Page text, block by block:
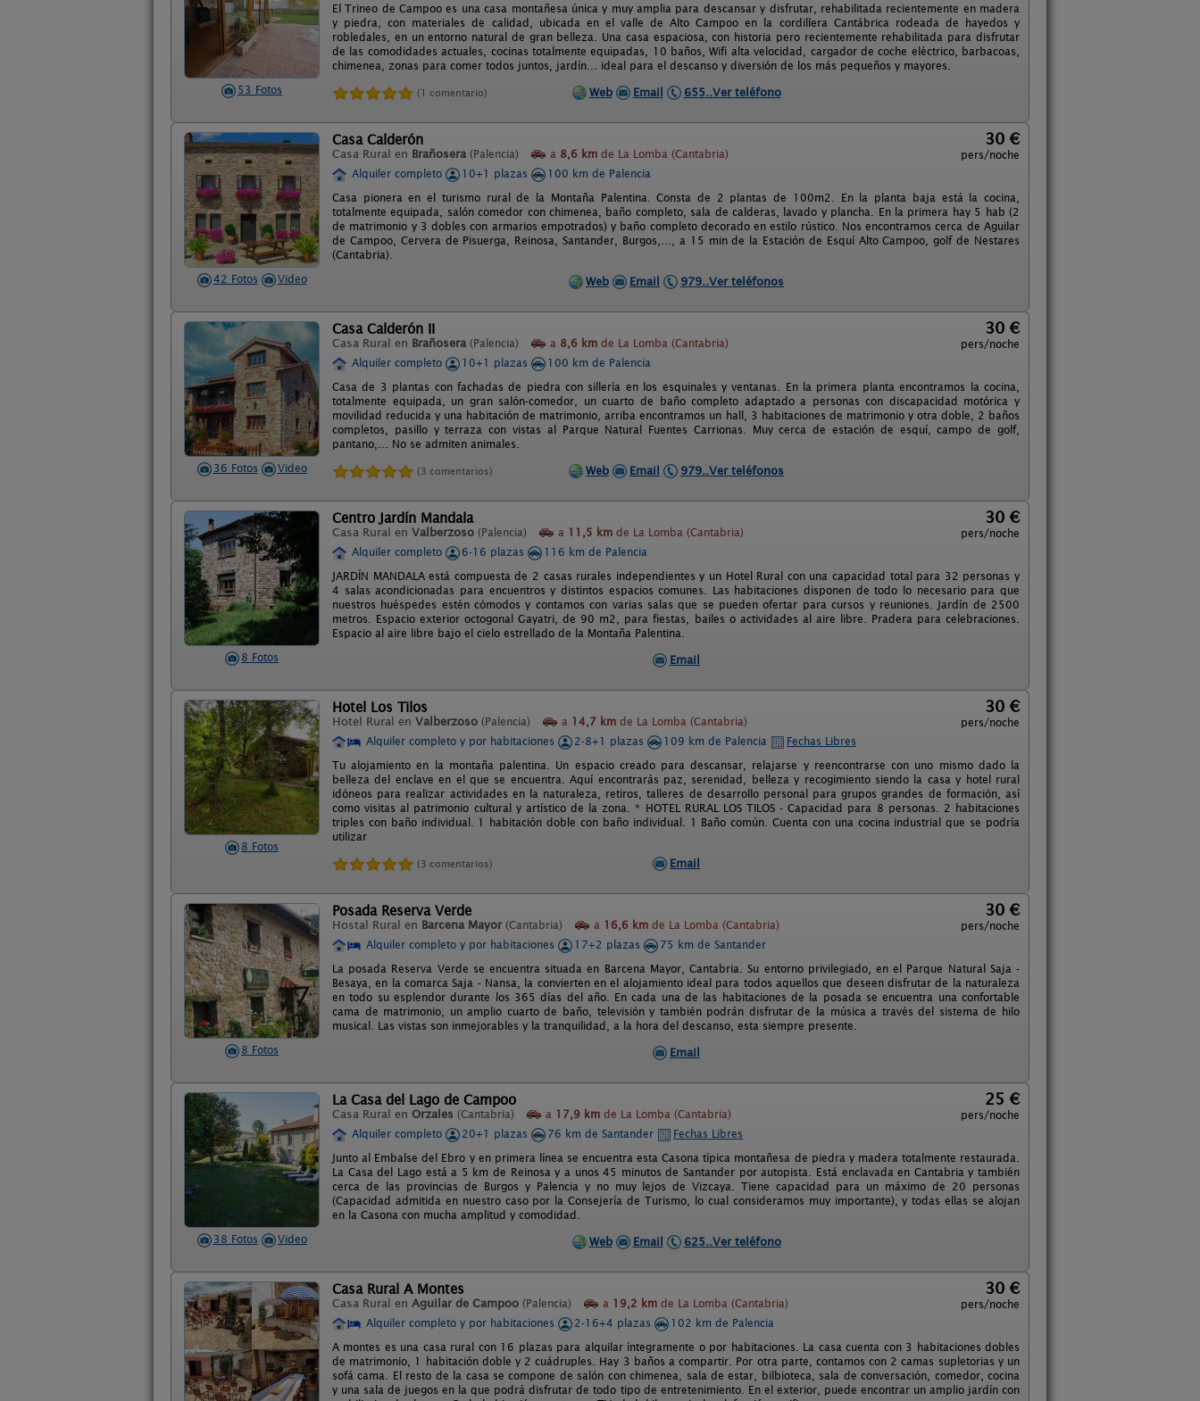
53 Fotos
El Trineo de Campoo es una casa montañesa única y muy amplia para descansar y disfrutar, rehabilitada recientemente en madera
y piedra, con materiales de calidad, ubicada en el valle de Alto Campoo en la cordillera Cantábrica rodeada de hayedos y
robledales, en un entorno natural de gran belleza. Una casa espaciosa, con historia pero recientemente rehabilitada para disfrutar
de las comodidades actuales, cocinas totalmente equipadas, 10 baños, Wifi alta velocidad, cargador de coche eléctrico, barbacoas,
chimenea, zonas para comer todos juntos, jardín... ideal para el descanso y diversión de los más pequeños y mayores.
(1 comentario) Web Email 655..Ver teléfono
42 Fotos Video
Casa Calderón
Casa Rural en Brañosera (Palencia) a 8,6 km de La Lomba (Cantabria)
30 €
pers/noche
Alquiler completo
10+1 plazas
100 km de Palencia
Casa pionera en el turismo rural de la Montaña Palentina. Consta de 2 plantas de 100m2. En la planta baja está la cocina,
totalmente equipada, salón comedor con chimenea, baño completo, sala de calderas, lavado y plancha. En la primera hay 5 hab (2
de matrimonio y 3 dobles con armarios empotrados) y baño completo decorado en estilo rústico. Nos encontramos cerca de Aguilar
de Campoo, Cervera de Pisuerga, Reinosa, Santander, Burgos,..., a 15 min de la Estación de Esquí Alto Campoo, golf de Nestares
(Cantabria).
Web
Email 979..Ver teléfonos
36 Fotos Video
Casa Calderón II
Casa Rural en Brañosera (Palencia) a 8,6 km de La Lomba (Cantabria)
30 €
pers/noche
Alquiler completo
10+1 plazas
100 km de Palencia
Casa de 3 plantas con fachadas de piedra con sillería en los esquinales y ventanas. En la primera planta encontramos la cocina,
totalmente equipada, un gran salón-comedor, un cuarto de baño completo adaptado a personas con discapacidad motórica y
movilidad reducida y una habitación de matrimonio, arriba encontramos un hall, 3 habitaciones de matrimonio y otra doble, 2 baños
completos, pasillo y terraza con vistas al Parque Natural Fuentes Carrionas. Muy cerca de estación de esquí, campo de golf,
pantano,... No se admiten animales.
(3 comentarios) Web Email 979..Ver teléfonos
8 Fotos
Centro Jardín Mandala
Casa Rural en Valberzoso (Palencia) a 11,5 km de La Lomba (Cantabria)
30 €
pers/noche
Alquiler completo
6-16 plazas
116 km de Palencia
JARDÍN MANDALA está compuesta de 2 casas rurales independientes y un Hotel Rural con una capacidad total para 32 personas y
4 salas acondicionadas para encuentros y distintos espacios comunes. Las habitaciones disponen de todo lo necesario para que
nuestros huéspedes estén cómodos y contamos con varias salas que se pueden ofertar para cursos y reuniones. Jardín de 2500
metros. Espacio exterior octogonal Gayatri, de 90 m2, para fiestas, bailes o actividades al aire libre. Pradera para celebraciones.
Espacio al aire libre bajo el cielo estrellado de la Montaña Palentina.
Email
8 Fotos
Hotel Los Tilos
Hotel Rural en Valberzoso (Palencia) a 14,7 km de La Lomba (Cantabria)
30 €
pers/noche
Alquiler completo y por habitaciones
2-8+1 plazas 109 km de Palencia
Fechas Libres
Tu alojamiento en la montaña palentina. Un espacio creado para descansar, relajarse y reencontrarse con uno mismo dado la
belleza del enclave en el que se encuentra. Aquí encontrarás paz, serenidad, belleza y recogimiento siendo la casa y hotel rural
idóneos para realizar actividades en la naturaleza, retiros, talleres de desarrollo personal para grupos grandes de formación, así
como visitas al patrimonio cultural y artístico de la zona. * HOTEL RURAL LOS TILOS - Capacidad para 8 personas. 2 habitaciones
triples con baño individual. 1 habitación doble con baño individual. 1 Baño común. Cuenta con una cocina industrial que se podría
utilizar
(3 comentarios) Email
8 Fotos
Posada Reserva Verde
Hostal Rural en Barcena Mayor (Cantabria) a 16,6 km de La Lomba (Cantabria)
30 €
pers/noche
Alquiler completo y por habitaciones
17+2 plazas
75 km de Santander
La posada Reserva Verde se encuentra situada en Barcena Mayor, Cantabria. Su entorno privilegiado, en el Parque Natural Saja -
Besaya, en la comarca Saja - Nansa, la convierten en el alojamiento ideal para todos aquellos que deseen disfrutar de la naturaleza
en todo su esplendor durante los 365 días del año. En cada una de las habitaciones de la posada se encuentra una confortable
cama de matrimonio, un amplio cuarto de baño, televisión y también podrán disfrutar de la música a través del sistema de hilo
musical. Las vistas son inmejorables y la tranquilidad, a la hora del descanso, esta siempre presente.
Email
38 Fotos Video
La Casa del Lago de Campoo
Casa Rural en Orzales (Cantabria) a 17,9 km de La Lomba (Cantabria)
25 €
pers/noche
Alquiler completo
20+1 plazas 76 km de Santander
Fechas Libres
Junto al Embalse del Ebro y en primera línea se encuentra esta Casona típica montañesa de piedra y madera totalmente restaurada.
La Casa del Lago está a 5 km de Reinosa y a unos 45 minutos de Santander por autopista. Está enclavada en Cantabria y también
cerca de las provincias de Burgos y Palencia y no muy lejos de Vizcaya. Tiene capacidad para un máximo de 20 personas
(Capacidad admitida en nuestro caso por la Consejería de Turismo, lo cual consideramos muy importante), y todas ellas se alojan
en la Casona con mucha amplitud y comodidad.
Web
Email 625..Ver teléfono
Casa Rural A Montes
Casa Rural en Aguilar de Campoo (Palencia) a 19,2 km de La Lomba (Cantabria)
30 €
pers/noche
Alquiler completo y por habitaciones
2-16+4 plazas
102 km de Palencia
A montes es una casa rural con 16 plazas para alquilar íntegramente o por habitaciones. La casa cuenta con 3 habitaciones dobles
de matrimonio, 1 habitación doble y 2 cuádruples. Hay 3 baños a compartir. Por otra parte, contamos con 2 camas supletorias y un
sofá cama. El resto de la casa se compone de salón con chimenea, sala de estar, bilbioteca, sala de conversación, comedor, cocina
y una sala de juegos en la que podrá disfrutar de todo tipo de entretenimiento. En el exterior, puede encontrar un amplio jardín con